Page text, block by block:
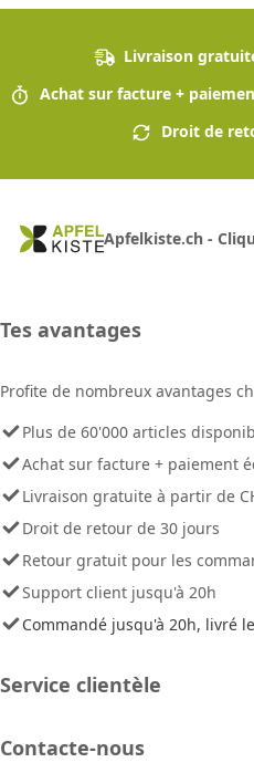
Livraison
Achat sur facture +
Droit de
Apfelkiste.ch -
Tes avantages
Profite de nombreux avantages
Plus de 60'000 articles
Achat sur facture + paiement
Livraison gratuite à partir de
Droit de retour de 30 jours
Retour gratuit pour les
Support client jusqu'à 20h
Commandé jusqu'à 20h, livré
Service clientèle
Contacte-nous